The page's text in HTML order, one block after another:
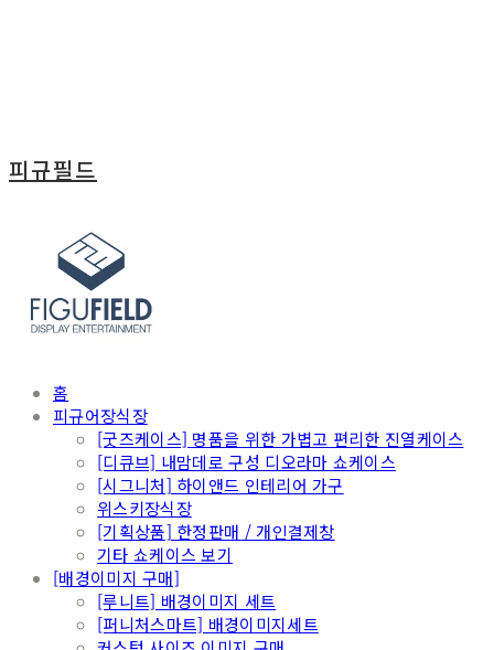
피규필드
홈
피규어장식장
[굿즈케이스] 명품을 위한 가볍고 편리한 진열케이스
[디큐브] 내맘데로 구성 디오라마 쇼케이스
[시그니처] 하이앤드 인테리어 가구
위스키장식장
[기획상품] 한정판매 / 개인결제창
기타 쇼케이스 보기
[배경이미지 구매]
[루니트] 배경이미지 세트
[퍼니처스마트] 배경이미지세트